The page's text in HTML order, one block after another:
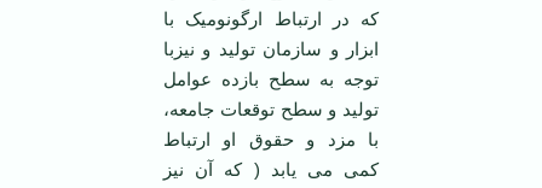
که در ارتباط ارگونومیک با
ابزار و سازمان تولید و نیزبا
توجه به سطح بازده عوامل
تولید و سطح توقعات جامعه،
با مزد و حقوق او ارتباط
کمی می یابد ( که آن نیز